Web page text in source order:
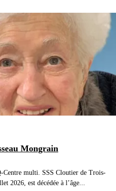
Mongrain
Centre multi. SSS Cloutier de Trois-
2026, est décédée à l’âge...